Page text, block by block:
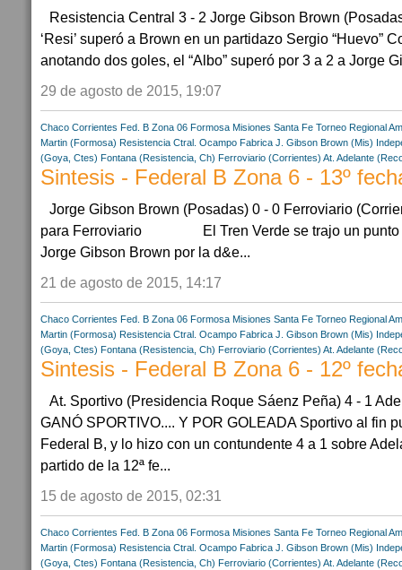
Resistencia Central 3 - 2 Jorge Gibson Brown
‘Resi’ superó a Brown en un partidazo Sergio “Huevo”
anotando dos goles, el “Albo” superó por 3 a 2 a Jorge
29 de agosto de 2015, 19:07
Chaco Corrientes Fed. B Zona 06 Formosa Misiones Santa Fe Torneo Regional
Martin (Formosa) Resistencia Ctral. Ocampo Fabrica J. Gibson Brown (Mis)
(Goya, Ctes) Fontana (Resistencia, Ch) Ferroviario (Corrientes) At. Adelante
Sintesis - Federal B Zona 6 - 13º
Jorge Gibson Brown (Posadas) 0 - 0 Ferroviario
para Ferroviario El Tren Verde se trajo un punto
Jorge Gibson Brown por la d&e...
21 de agosto de 2015, 14:17
Chaco Corrientes Fed. B Zona 06 Formosa Misiones Santa Fe Torneo Regional
Martin (Formosa) Resistencia Ctral. Ocampo Fabrica J. Gibson Brown (Mis)
(Goya, Ctes) Fontana (Resistencia, Ch) Ferroviario (Corrientes) At. Adelante
Sintesis - Federal B Zona 6 - 12º
At. Sportivo (Presidencia Roque Sáenz Peña) 4 - 1
GANÓ SPORTIVO.... Y POR GOLEADA Sportivo al fin
Federal B, y lo hizo con un contundente 4 a 1 sobre
partido de la 12ª fe...
15 de agosto de 2015, 02:31
Chaco Corrientes Fed. B Zona 06 Formosa Misiones Santa Fe Torneo Regional
Martin (Formosa) Resistencia Ctral. Ocampo Fabrica J. Gibson Brown (Mis)
(Goya, Ctes) Fontana (Resistencia, Ch) Ferroviario (Corrientes) At. Adelante